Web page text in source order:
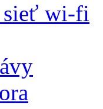
sieť wi-fi